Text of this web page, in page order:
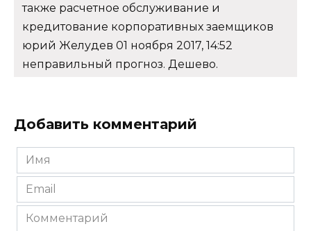
также расчетное обслуживание и
кредитование корпоративных заемщиков
юрий Желудев 01 ноября 2017, 14:52
неправильный прогноз. Дешево.
Добавить комментарий
Имя
*
Email
*
Комментарий